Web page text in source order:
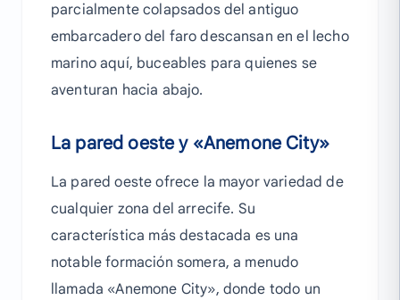
parcialmente colapsados del antiguo
embarcadero del faro descansan en el lecho
marino aquí, buceables para quienes se
aventuran hacia abajo.
La pared oeste y «Anemone City»
La pared oeste ofrece la mayor variedad de
cualquier zona del arrecife. Su
característica más destacada es una
notable formación somera, a menudo
llamada «Anemone City», donde todo un